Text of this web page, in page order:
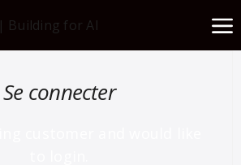
Se connecter